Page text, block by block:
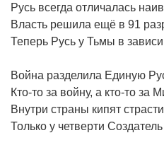
Русь всегда отличалась
Власть решила ещё в 91
Теперь Русь у Тьмы в
Война разделила Единую
Кто-то за войну, а кто-то за
Внутри страны кипят
Только у четверти